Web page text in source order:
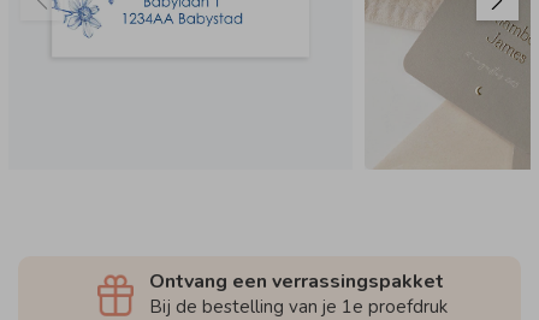
Ontvang een verrassingspakket
Bij de bestelling van je 1e proefdruk